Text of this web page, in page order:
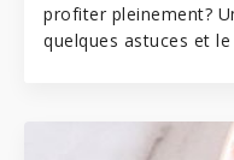
profiter pleinement?
quelques astuces et